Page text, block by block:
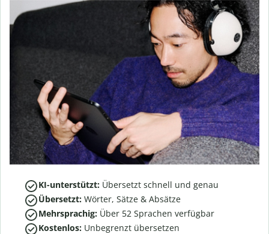
KI-unterstützt: Übersetzt schnell und genau
Übersetzt: Wörter, Sätze & Absätze
Mehrsprachig: Über 52 Sprachen verfügbar
Kostenlos: Unbegrenzt übersetzen